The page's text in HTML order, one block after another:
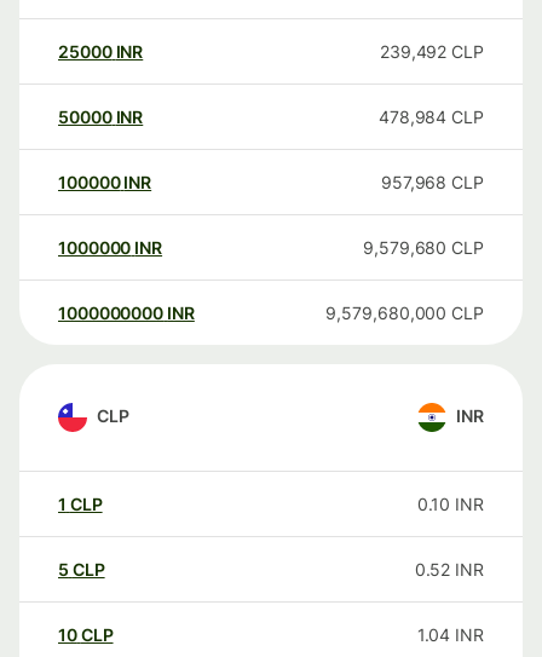
25000 INR 239,492 CLP
50000 INR 478,984 CLP
100000 INR 957,968 CLP
1000000 INR 9,579,680 CLP
1000000000 INR 9,579,680,000 CLP
CLP INR
1 CLP 0.10 INR
5 CLP 0.52 INR
10CLP 1.04 INR